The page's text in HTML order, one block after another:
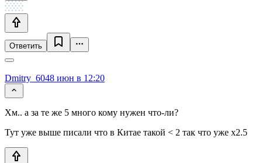
Ответить
Dmitry_6048 июн в 12:20
Хм.. а за те же 5 много кому нужен что-ли?
Тут уже выше писали что в Китае такой < 2 так что уже x2.5